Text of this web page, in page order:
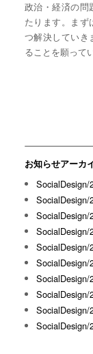
政治・経済の問
たります。まず
つ解決していき
ることを願って
お知らせアーカ
SocialDesign/
SocialDesign/
SocialDesign/
SocialDesign/
SocialDesign/
SocialDesign/
SocialDesign/
SocialDesign/
SocialDesign/
SocialDesign/